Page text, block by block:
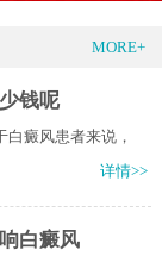
MORE+
钱呢
癜风患者来说，
详情>>
白癜风